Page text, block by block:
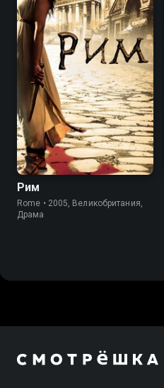
8.4 8.7
Рим
Rome • 2005, Великобритания,
Драма